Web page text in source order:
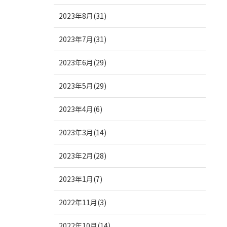
2023年8月(31)
2023年7月(31)
2023年6月(29)
2023年5月(29)
2023年4月(6)
2023年3月(14)
2023年2月(28)
2023年1月(7)
2022年11月(3)